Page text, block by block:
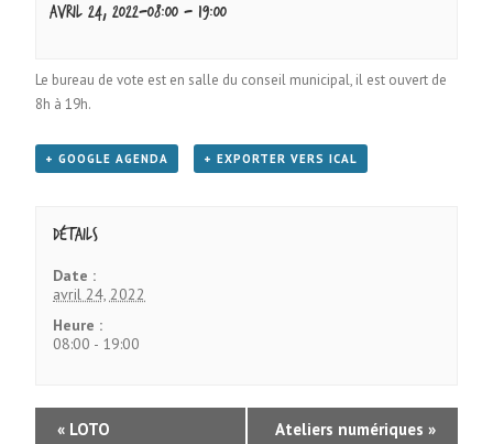
avril 24, 2022-08:00 - 19:00
Le bureau de vote est en salle du conseil municipal, il est ouvert de
8h à 19h.
+ GOOGLE AGENDA + EXPORTER VERS ICAL
Détails
Date :
avril 24, 2022
Heure :
08:00 - 19:00
« LOTO Ateliers numériques »